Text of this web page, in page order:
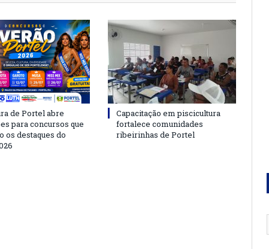
de Portel abre
para concursos que
os destaques do
Capacitação em piscicultura
fortalece comunidades
ribeirinhas de Portel